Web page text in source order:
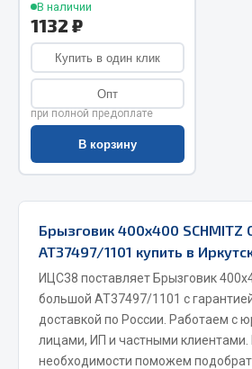
Весь раздел
Запчасти на полуприцепы
Амортизаторы для полуприцепов
Запчасти КамАЗ
Двигатель
Система питания
Система выпуска газа
Система охлаждения
В наличии
1132 ₽
Купить в один клик
Опт
при полной предоплате
В корзину
Брызговик 400х400 SCHMITZ
АТ37497/1101 купить в
ИЦС38 поставляет Брызговик
большой АТ37497/1101 с
доставкой по России. Работаем с
лицами, ИП и частными клиентами.
необходимости поможем